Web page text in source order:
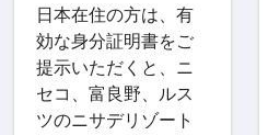
日本在住の方は、有
効な身分証明書をご
提示いただくと、ニ
セコ、富良野、ルス
ツのニサデリゾート